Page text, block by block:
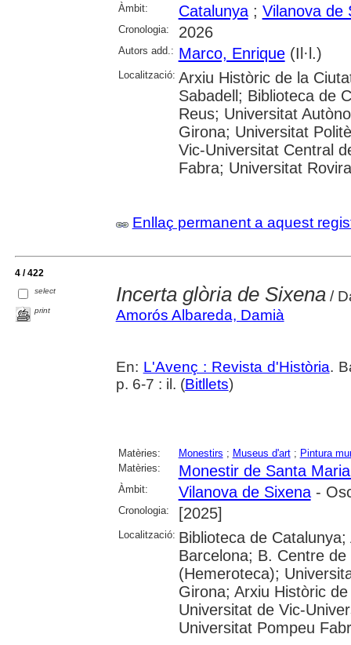
Àmbit: Catalunya; Vilanova de
Cronologia: 2026
Autors add.: Marco, Enrique(Il·l.)
Localització: Arxiu Històric de la
Sabadell; Biblioteca de
Reus; Universitat
Girona; Universitat
Vic-Universitat Central
Fabra; Universitat
Enllaç permanent a aquest
4 / 422
select
print
Incerta glòria de Sixena/
Amorós Albareda, Damià
En: L'Avenç : Revista d'Història.
p. 6-7 : il. (Bitllets)
Matèries: Monestirs ; Museus d'art; Pintura
Matèries:
Monestir de Santa
Àmbit: Vilanova de Sixena-
Cronologia: [2025]
Localització: Biblioteca de
Barcelona; B. Centre
(Hemeroteca);
Girona; Arxiu Històric
Universitat de Vic-
Universitat Pompeu